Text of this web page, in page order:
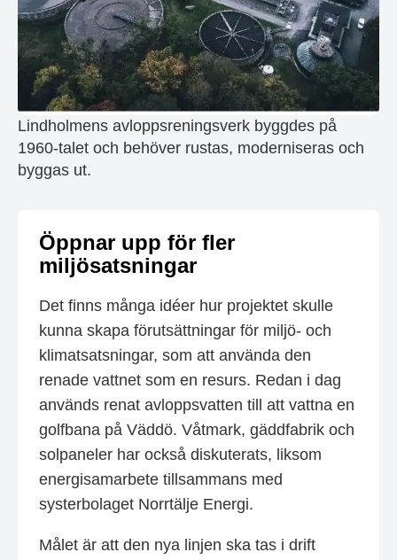
Lindholmens avloppsreningsverk byggdes på
1960-talet och behöver rustas, moderniseras och
byggas ut.
Öppnar upp för fler
miljösatsningar
Det finns många idéer hur projektet skulle
kunna skapa förutsättningar för miljö- och
klimatsatsningar, som att använda den
renade vattnet som en resurs. Redan i dag
används renat avloppsvatten till att vattna en
golfbana på Väddö. Våtmark, gäddfabrik och
solpaneler har också diskuterats, liksom
energisamarbete tillsammans med
systerbolaget Norrtälje Energi.
Målet är att den nya linjen ska tas i drift